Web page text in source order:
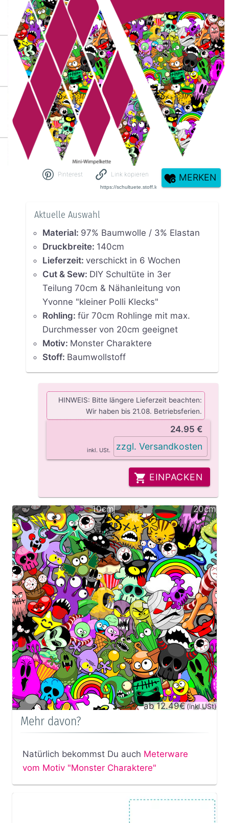
Pinterest Link kopieren MERKEN
Aktuelle Auswahl
Material: 97% Baumwolle / 3% Elastan
Druckbreite: 140cm
Lieferzeit: verschickt in 6 Wochen
Cut & Sew: DIY Schultüte in 3er
Teilung 70cm & Nähanleitung von
Yvonne "kleiner Polli Klecks"
Rohling: für 70cm Rohlinge mit max.
Durchmesser von 20cm geeignet
Motiv: Monster Charaktere
Stoff: Baumwollstoff
HINWEIS: Bitte längere Lieferzeit beachten:
Wir haben bis 21.08. Betriebsferien.
24.95 €
inkl. USt. zzgl. Versandkosten
EINPACKEN
10cm 20cm
ab 12.49€(inkl.USt)
Mehr davon?
Natürlich bekommst Du auch Meterware
vom Motiv "Monster Charaktere"